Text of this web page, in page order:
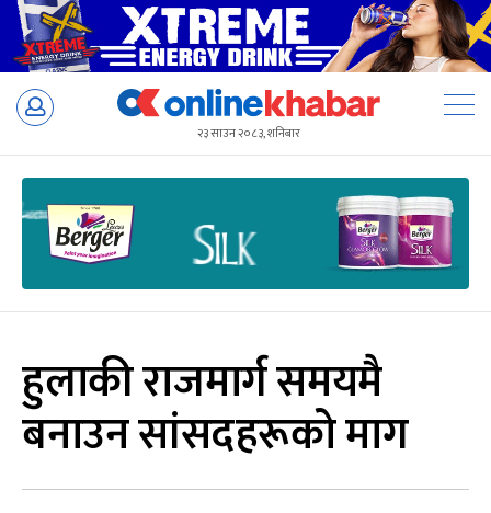
Skip
२३ साउन २०८३, शनिबार
हुलाकी राजमार्ग समयमै
बनाउन सांसदहरूको माग